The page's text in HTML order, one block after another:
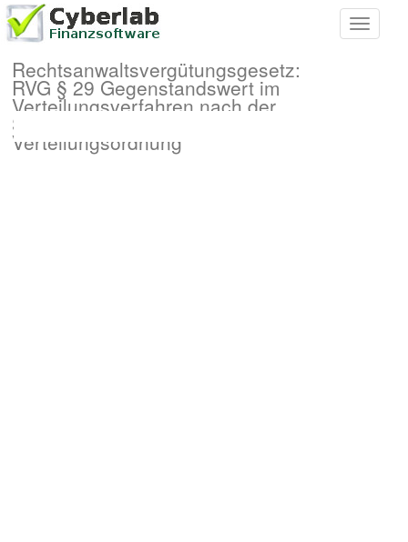
Toggle
Rechtsanwaltsvergütungsgesetz:
RVG § 29 Gegenstandswert im
Verteilungsverfahren nach der
Schifffahrtsrechtlichen
Verteilungsordnung